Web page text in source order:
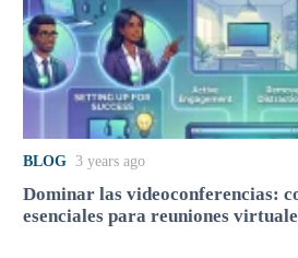
BLOG 3 years ago
Dominar las videoconferencias:
esenciales para reuniones